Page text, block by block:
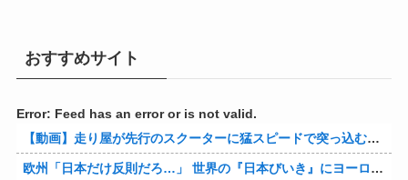
おすすめサイト
Error: Feed has an error or is not valid.
【動画】走り屋が先行のスクーターに猛スピードで突っ込む事故。
欧州「日本だけ反則だろ…」 世界の『日本びいき』にヨーロッパ全土から不満の声